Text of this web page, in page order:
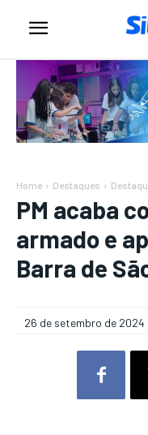
Home Destaques
PM acaba
armado e
Barra de
26 de setembro de 2024